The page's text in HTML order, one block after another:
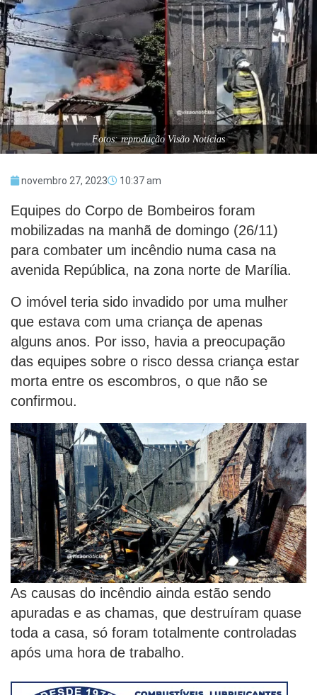
Fotos: reprodução Visão Notícias
novembro 27, 2023 10:37 am
Equipes do Corpo de Bombeiros foram
mobilizadas na manhã de domingo (26/11)
para combater um incêndio numa casa na
avenida República, na zona norte de Marília.
O imóvel teria sido invadido por uma mulher
que estava com uma criança de apenas
alguns anos. Por isso, havia a preocupação
das equipes sobre o risco dessa criança estar
morta entre os escombros, o que não se
confirmou.
As causas do incêndio ainda estão sendo
apuradas e as chamas, que destruíram quase
toda a casa, só foram totalmente controladas
após uma hora de trabalho.